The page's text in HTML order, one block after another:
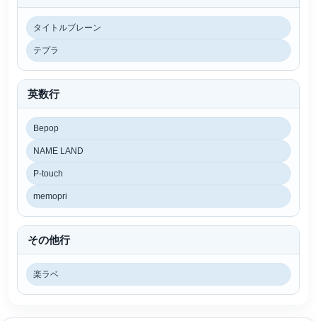
タイトルブレーン
テプラ
英数行
Bepop
NAME LAND
P-touch
memopri
その他行
楽ラベ